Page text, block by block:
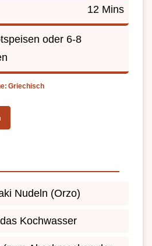
12 Mins
oder 6-8
Griechisch
Nudeln (Orzo)
Kochwasser